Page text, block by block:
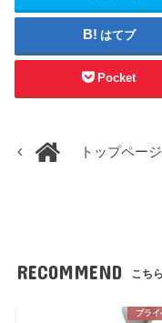
はてブ
Pocket
トップペー
RECOMMEND こち
プライ